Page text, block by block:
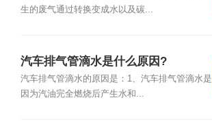
生的废气通过转换变成水以及碳...
汽车排气管滴水是什么原因?
汽车排气管滴水的原因是：1、汽车排气管滴水是
因为汽油完全燃烧后产生水和...